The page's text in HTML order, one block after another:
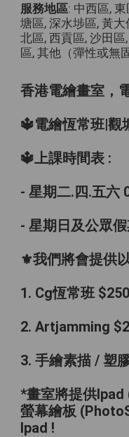
服務地區: 中西區,
塘區, 深水埗區, 黃
北區, 西貢區, 沙田
區, 其他（彈性或無
香港電繪畫室，
🔱電繪恆常班|觀
🔱上課時間表 :
- 星期二.四.五六
- 星期日及公眾
⚜️我們將會提供
1. Cg恆常班
2. Artjamming
3. 手繪素描 / 塑
*畫室將提供
螢幕繪板
Ipad !